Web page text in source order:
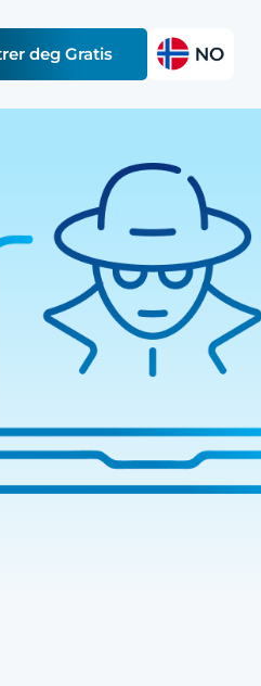
deg Gratis